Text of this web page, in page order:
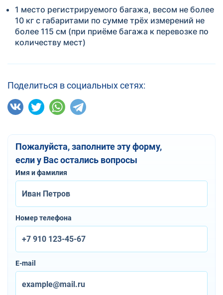
1 место регистрируемого багажа, весом не более
10 кг с габаритами по сумме трёх измерений не
более 115 см (при приёме багажа к перевозке по
количеству мест)
Поделиться в социальных сетях:
Пожалуйста, заполните эту форму,
если у Вас остались вопросы
Имя и фамилия
Номер телефона
E-mail